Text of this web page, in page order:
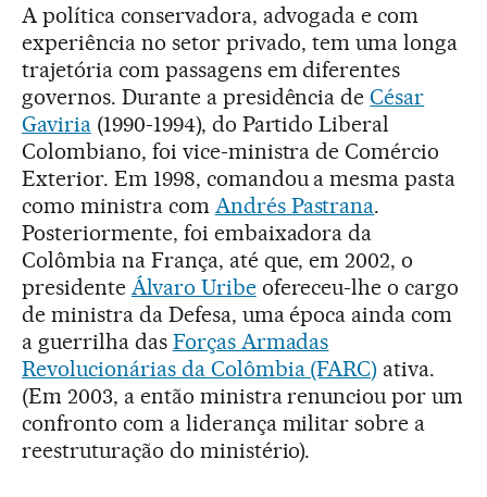
A política conservadora, advogada e com
experiência no setor privado, tem uma longa
trajetória com passagens em diferentes
governos. Durante a presidência deCésar
Gaviria(1990-1994), do Partido Liberal
Colombiano, foi vice-ministra de Comércio
Exterior. Em 1998, comandou a mesma pasta
como ministra com Andrés Pastrana.
Posteriormente, foi embaixadora da
Colômbia na França, até que, em 2002, o
presidente Álvaro Uribeofereceu-lhe o cargo
de ministra da Defesa, uma época ainda com
a guerrilha das Forças Armadas
Revolucionárias da Colômbia (FARC) ativa.
(Em 2003, a então ministra renunciou por um
confronto com a liderança militar sobre a
reestruturação do ministério).